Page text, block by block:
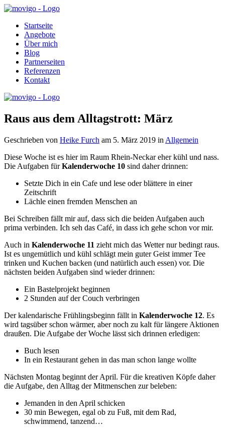
Startseite
Angebote
Über mich
Blog
Partnerseiten
Referenzen
Kontakt
Raus aus dem Alltagstrott: März
Geschrieben von Heike Furch am 5. März 2019 in Allgemein
Diese Woche ist es hier im Raum Rhein-Neckar eher kühl und nass.
Die Aufgaben fürKalenderwoche 10 sind daher drinnen:
Setzte Dich in ein Cafe und lese oder blättere in einer
Zeitschrift
Lächle einen fremden Menschen an
Bei Schreiben fällt mir auf, dass sich die beiden Aufgaben auch
prima verbinden. Ich seh das Café, in dass ich gehe schon vor mir.
Auch in Kalenderwoche 11 zieht mich das Wetter nur bedingt raus.
Ist es ungemütlich und kühl schlägt mein guter Geist immer Tee
trinken und Kuchen backen (und natürlich auch essen) vor. Die
nächsten beiden Aufgaben sind wieder drinnen:
Ein Bastelprojekt beginnen
2 Stunden auf der Couch verbringen
Der kalendarische Frühlingsbeginn fällt in Kalenderwoche 12. Es
wird tagsüber schon wärmer, aber noch zu kalt für längere Aktionen
draußen. Die Aufgabe der Woche lässt sich drinnen erledigen:
Buch lesen
In ein Restaurant gehen in das man schon lange wollte
Nächsten Montag beginnt der April. Für die kreativen Köpfe daher
die Aufgabe, den Alltag der Mitmenschen zur beleben:
Jemanden in den April schicken
30 min Bewegen, egal ob zu Fuß, mit dem Rad,
schwimmend, tanzend…